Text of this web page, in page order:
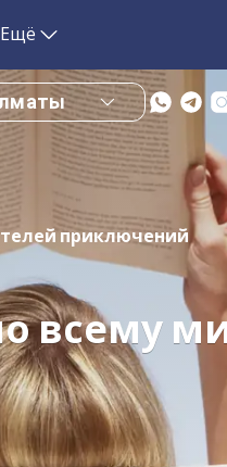
Ещё
приключений
всему